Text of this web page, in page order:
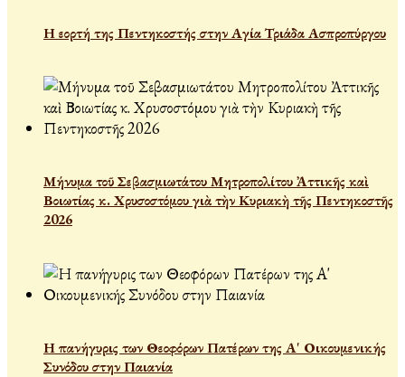
Η εορτή της Πεντηκοστής στην Αγία Τριάδα Ασπροπύργου
Μήνυμα τοῦ Σεβασμιωτάτου Μητροπολίτου Ἀττικῆς καὶ
Βοιωτίας κ. Χρυσοστόμου γιὰ τὴν Κυριακὴ τῆς Πεντηκοστῆς
2026
Η πανήγυρις των Θεοφόρων Πατέρων της Α' Οικουμενικής
Συνόδου στην Παιανία